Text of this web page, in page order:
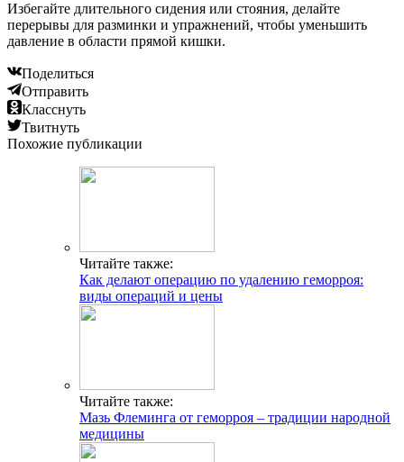
Избегайте длительного сидения или стояния, делайте
перерывы для разминки и упражнений, чтобы уменьшить
давление в области прямой кишки.
Поделиться
Отправить
Класснуть
Твитнуть
Похожие публикации
Читайте также:
Как делают операцию по удалению геморроя:
виды операций и цены
Читайте также:
Мазь Флеминга от геморроя – традиции народной
медицины